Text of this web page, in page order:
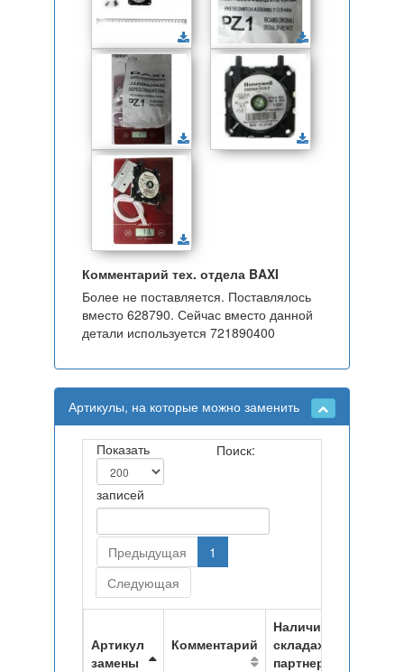
Комментарий тех. отдела BAXI
Более не поставляется. Поставлялось
вместо 628790. Сейчас вместо данной
детали используется 721890400
Артикулы, на которые можно заменить
Показать
записей
Поиск:
Предыдущая
1
Следующая
Артикул
замены
Комментарий
Наличие на
складах
партнеров